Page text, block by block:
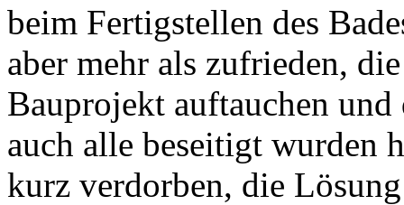
beim Fertigstellen des
aber mehr als zufrieden,
Bauprojekt auftauchen
auch alle beseitigt wurden
kurz verdorben, die